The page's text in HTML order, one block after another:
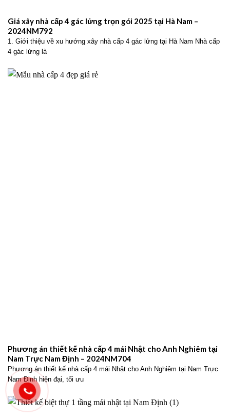
Giá xây nhà cấp 4 gác lửng trọn gói 2025 tại Hà Nam –
2024NM792
1. Giới thiệu về xu hướng xây nhà cấp 4 gác lửng tại Hà Nam Nhà cấp
4 gác lửng là
Phương án thiết kế nhà cấp 4 mái Nhật cho Anh Nghiêm tại
Nam Trực Nam Định – 2024NM704
Phương án thiết kế nhà cấp 4 mái Nhật cho Anh Nghiêm tại Nam Trực
Nam Định hiện đại, tối ưu